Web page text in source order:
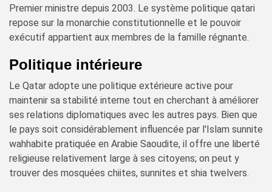
Premier ministre depuis 2003. Le système politique qatari
repose sur la monarchie constitutionnelle et le pouvoir
exécutif appartient aux membres de la famille régnante.
Politique intérieure
Le Qatar adopte une politique extérieure active pour
maintenir sa stabilité interne tout en cherchant à améliorer
ses relations diplomatiques avec les autres pays. Bien que
le pays soit considérablement influencée par l'Islam sunnite
wahhabite pratiquée en Arabie Saoudite, il offre une liberté
religieuse relativement large à ses citoyens; on peut y
trouver des mosquées chiites, sunnites et shia twelvers.